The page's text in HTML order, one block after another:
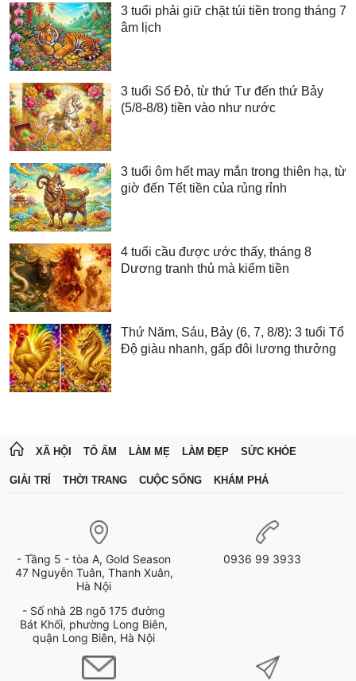
3 tuổi phải giữ chặt túi tiền trong tháng 7
âm lịch
3 tuổi Số Đỏ, từ thứ Tư đến thứ Bảy
(5/8-8/8) tiền vào như nước
3 tuổi ôm hết may mắn trong thiên hạ, từ
giờ đến Tết tiền của rủng rỉnh
4 tuổi cầu được ước thấy, tháng 8
Dương tranh thủ mà kiếm tiền
Thứ Năm, Sáu, Bảy (6, 7, 8/8): 3 tuổi Tổ
Độ giàu nhanh, gấp đôi lương thưởng
XÃ HỘI TỔ ẤM LÀM MẸ LÀM ĐẸP SỨC KHỎE
GIẢI TRÍ THỜI TRANG CUỘC SỐNG KHÁM PHÁ
- Tầng 5 - tòa A, Gold Season
47 Nguyễn Tuân, Thanh Xuân,
Hà Nội
- Số nhà 2B ngõ 175 đường
Bát Khối, phường Long Biên,
quận Long Biên, Hà Nội
0936 99 3933